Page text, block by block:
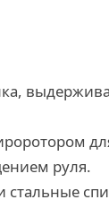
руля.